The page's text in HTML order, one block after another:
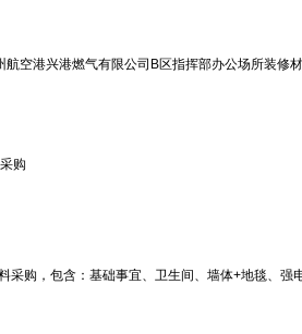
空港兴港燃气有限公司 B区指挥部办公场所装修
购
采购，包含：基础事宜、卫生间、墙体+地毯、强